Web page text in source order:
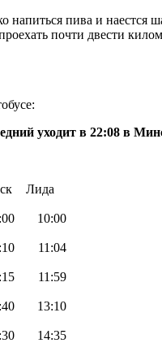
напиться пива и наестся
почти двести
уходит в 22:08 в
Лида
10:00
11:04
11:59
13:10
14:35